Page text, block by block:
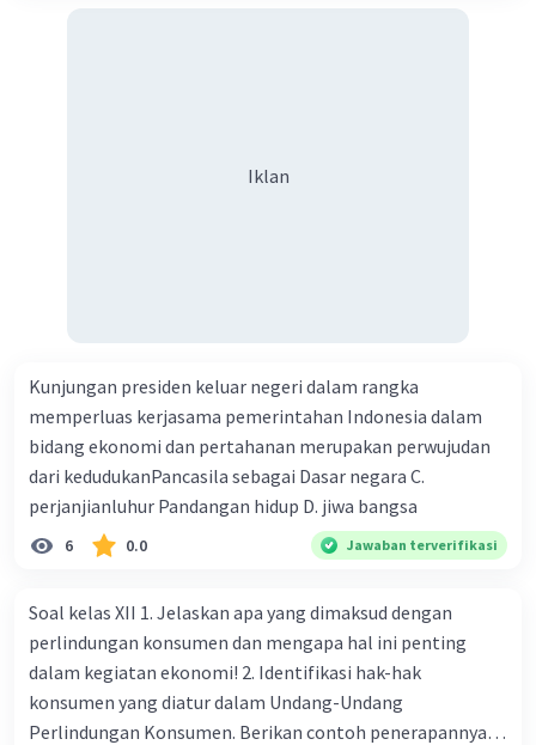
Iklan
Kunjungan presiden keluar negeri dalam rangka
memperluas kerjasama pemerintahan Indonesia dalam
bidang ekonomi dan pertahanan merupakan perwujudan
dari kedudukanPancasila sebagai Dasar negara C.
perjanjianluhur Pandangan hidup D. jiwa bangsa
6 0.0 Jawaban terverifikasi
Soal kelas XII 1. Jelaskan apa yang dimaksud dengan
perlindungan konsumen dan mengapa hal ini penting
dalam kegiatan ekonomi! 2. Identifikasi hak-hak
konsumen yang diatur dalam Undang-Undang
Perlindungan Konsumen. Berikan contoh penerapannya